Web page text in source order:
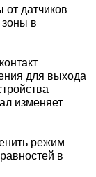
датчиков
зоны в
для выхода
изменяет
режим
в